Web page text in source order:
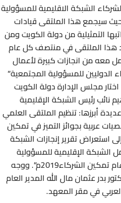
الشبكة الاقليمية للمسؤولية
سيجمع هذا الملتقى قيادات
التمثيلية من دولة الكويت ومن
هذا الملتقى في منتصف كل عام
وخطط أنشطتها . وبمناسبة ختام عام 2018م، وماحمل معه من انجازات كبيرة لأعمال
الدوليين للمسؤولية المجتمعية”
مجلس الإدارة دولة الكويت
نائب رئيس الشبكة الإقليمية
أبرزها: تنظيم الملتقى العلمي
عربية بجوائز التميز في تمكين
العربية المسؤولة مجتمعيا لعام 2019م، إضافة إلى استعراض تقرير إنجازات الشبكة
الستار عن خطة عمل الشبكة الإقليمية للمسؤولية
الاجتماعية في المنطقة العربية وفي خارجها لعام 2019م، والذي يحمل شعار ” عام تمكين الشركاء2019م”. ووجه
بدر عثمان مال الله المدير العام
في مقر المعهد.